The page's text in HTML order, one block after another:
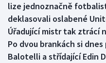
Box
Curling
Dostihy
lize jednoznačně
deklasovali oslabené
Úřadující mistr tak ztrácí
Po dvou brankách si
Balotelli a střídající Edin